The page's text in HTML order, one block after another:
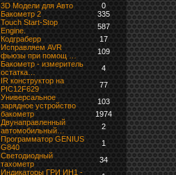
3D Модели для Авто
0
Бакометр 2
335
Touch Start-Stop
Engine.
587
Кодграберр
17
Исправляем AVR
фьюзы при помощ …
109
Бакометр - измеритель
остатка…
4
IR конструктор на
PIC12F629
77
Универсальное
зарядное устройство
103
бaкoмeтр
1974
Двунаправленный
автомобильный…
2
Программатор GENIUS
G840
1
Светодиодный
тахометр
34
Индикаторы ГРИ ИН1 -